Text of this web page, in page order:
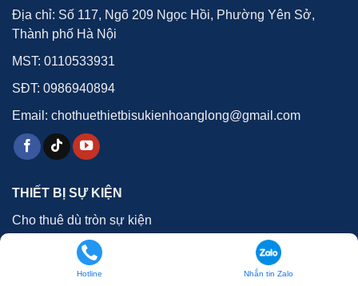
Địa chỉ: Số 117, Ngõ 209 Ngọc Hồi, Phường Yên Sở,
Thành phố Hà Nội
MST: 0110533931
SĐT: 0986940894
Email: chothuethietbisukienhoanglong@gmail.com
THIẾT BỊ SỰ KIỆN
Cho thuê dù tròn sự kiện
Nhà giàn không gian
Sân khấu sự kiện
Bàn ghế Xuân Hòa, banquet
Hotline Nhắn tin Zalo